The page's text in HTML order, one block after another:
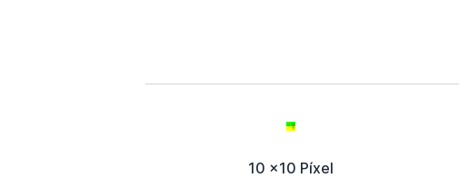
10 x10 Píxel